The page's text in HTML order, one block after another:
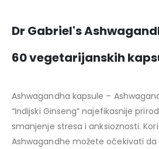
Dr Gabriel's
60 vegetarijanskih
Ashwagandha kapsule –
“Indijski Ginseng” najefikasnije
smanjenje stresa i anksioznosti.
Ashwagandhe možete očekivati da